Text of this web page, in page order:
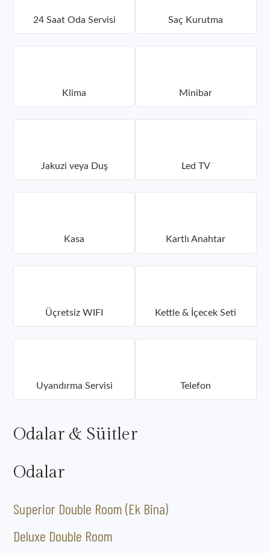
24 Saat Oda Servisi Saç Kurutma
Klima Minibar
Jakuzi veya Duş Led TV
Kasa Kartlı Anahtar
Üçretsiz WIFI Kettle & İçecek Seti
Uyandırma Servisi Telefon
Odalar & Süitler
Odalar
Superior Double Room (Ek Bina)
Deluxe Double Room